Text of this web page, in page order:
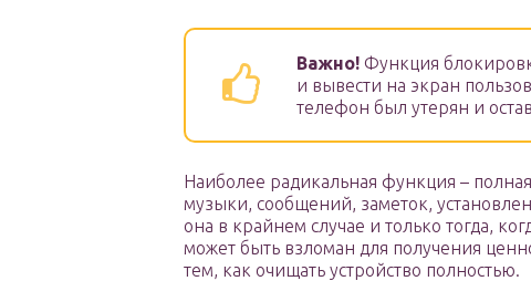
Важно! Функция
и вывести на экран
телефон был утерян и
Наиболее радикальная функция –
музыки, сообщений, заметок,
она в крайнем случае и только тогда,
может быть взломан для получения
тем, как очищать устройство полностью.